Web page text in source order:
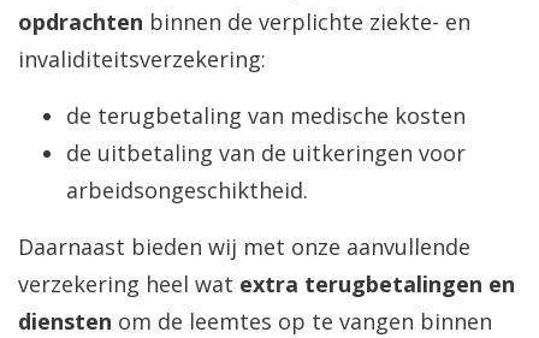
opdrachten binnen de verplichte ziekte- en
invaliditeitsverzekering:
de terugbetaling van medische kosten
de uitbetaling van de uitkeringen voor
arbeidsongeschiktheid.
Daarnaast bieden wij met onze aanvullende
verzekering heel wat extra terugbetalingen en
diensten om de leemtes op te vangen binnen